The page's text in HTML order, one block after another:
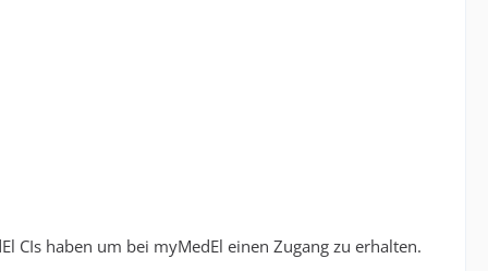
CIs haben um bei myMedEl einen Zugang zu erhalten.